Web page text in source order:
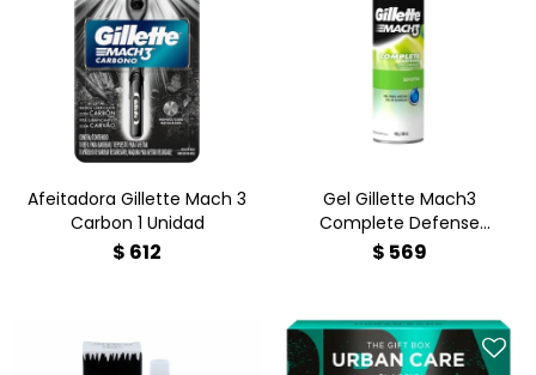
Afeitadora Gillette Mach 3
Carbon 1 Unidad
Afeitadora Gillette Mach 3
Carbon 1 Unidad
$ 612
Gel Gillette Mach3
Complete Defense Sensitive
198 g
Gel Gillette Mach3
Complete Defense
Sensitive 198 g
$ 569